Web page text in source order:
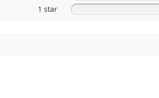
1 star